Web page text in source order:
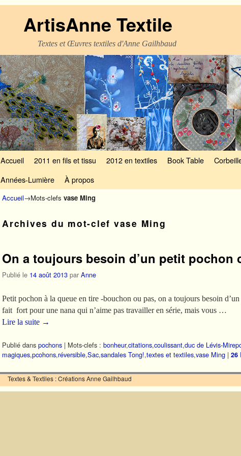
ArtisAnne Textile
Textes et Œuvres textiles d'Anne Gailhbaud
Accueil 2011 en fils et tissu 2012 en textiles Book Table
Années-Lumière
À propos
Accueil→Mots-clefs vase Ming
Archives du mot-clef vase Ming
On a toujours besoin d’un petit pochon
Publié le 14 août 2013 par Anne
Petit pochon à la queue en tire -bouchon ou pas, on a toujours besoin
fait fort pour une nana qui n’aime pas travailler en série, mais vous …
Lire la suite →
Publié dans pochons | Mots-clefs : bonheur,citations,coulissant,duc de Lévis-
magiques,pcohons,réversible,Sac,sandales Tong!,textes et textiles,vase Ming | 26
Textes & Textiles : Créations Anne Gailhbaud